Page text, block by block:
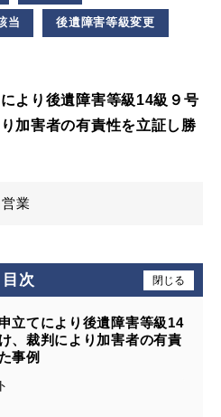
当 後遺障害等級変更
より後遺障害等級14級９号
加害者の有責性を立証し勝
業
目次 閉じる
立てにより後遺障害等級14
、裁判により加害者の有責
事例